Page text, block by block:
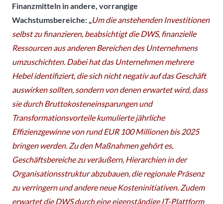
Finanzmitteln in andere, vorrangige
Wachstumsbereiche: „Um die anstehenden Investitionen
selbst zu finanzieren, beabsichtigt die DWS, finanzielle
Ressourcen aus anderen Bereichen des Unternehmens
umzuschichten. Dabei hat das Unternehmen mehrere
Hebel identifiziert, die sich nicht negativ auf das Geschäft
auswirken sollten, sondern von denen erwartet wird, dass
sie durch Bruttokosteneinsparungen und
Transformationsvorteile kumulierte jährliche
Effizienzgewinne von rund EUR 100 Millionen bis 2025
bringen werden. Zu den Maßnahmen gehört es,
Geschäftsbereiche zu veräußern, Hierarchien in der
Organisationsstruktur abzubauen, die regionale Präsenz
zu verringern und andere neue Kosteninitiativen. Zudem
erwartet die DWS durch eine eigenständige IT-Plattform